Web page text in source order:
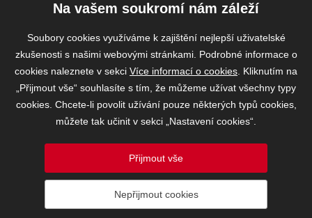
Informace o ochraně osobních údajů
Na vašem soukromí nám záleží
Soubory cookies využíváme k zajištění nejlepší uživatelské
zkušenosti s našimi webovými stránkami. Podrobné informace o
cookies naleznete v sekci Více informací o cookies . Kliknutím na
„Přijmout vše“ souhlasíte s tím, že můžeme užívat všechny typy
cookies. Chcete-li povolit užívání pouze některých typů cookies,
můžete tak učinit v sekci „Nastavení cookies“.
Přijmout vše
Nepřijmout cookies